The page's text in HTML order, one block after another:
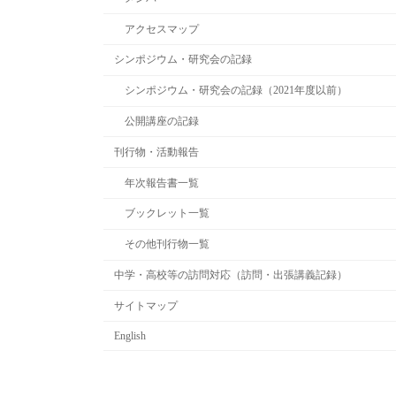
アクセスマップ
シンポジウム・研究会の記録
シンポジウム・研究会の記録（2021年度以前）
公開講座の記録
刊行物・活動報告
年次報告書一覧
ブックレット一覧
その他刊行物一覧
中学・高校等の訪問対応（訪問・出張講義記録）
サイトマップ
English